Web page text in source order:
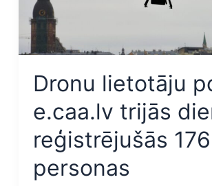
Dronu lietotāju
e.caa.lv trijās
reģistrējušās 176
personas
personas